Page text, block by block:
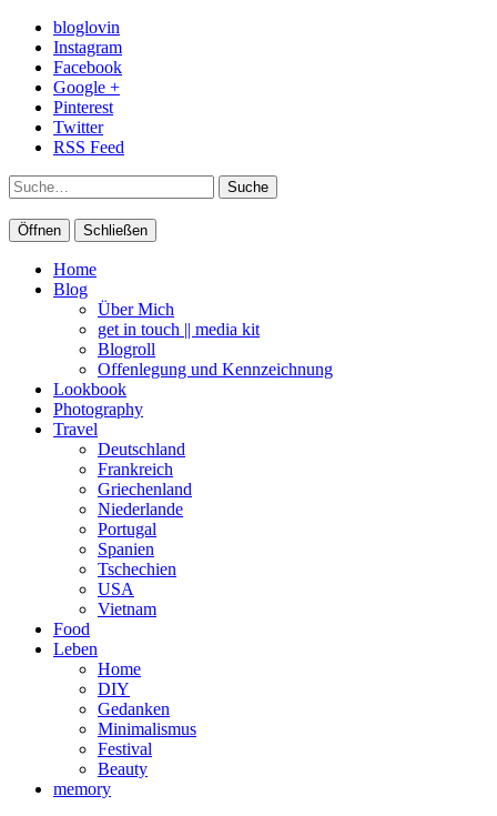
bloglovin
Instagram
Facebook
Google +
Pinterest
Twitter
RSS Feed
Suche
Öffnen Schließen
Home
Blog
Über Mich
get in touch || media kit
Blogroll
Offenlegung und Kennzeichnung
Lookbook
Photography
Travel
Deutschland
Frankreich
Griechenland
Niederlande
Portugal
Spanien
Tschechien
USA
Vietnam
Food
Leben
Home
DIY
Gedanken
Minimalismus
Festival
Beauty
memory